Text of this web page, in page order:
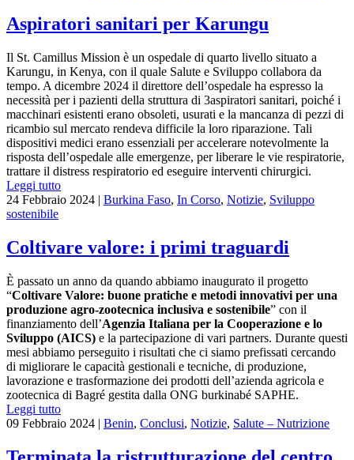
Aspiratori sanitari per Karungu
Il St. Camillus Mission è un ospedale di quarto livello situato a
Karungu, in Kenya, con il quale Salute e Sviluppo collabora da
tempo. A dicembre 2024 il direttore dell’ospedale ha espresso la
necessità per i pazienti della struttura di 3aspiratori sanitari, poiché i
macchinari esistenti erano obsoleti, usurati e la mancanza di pezzi di
ricambio sul mercato rendeva difficile la loro riparazione. Tali
dispositivi medici erano essenziali per accelerare notevolmente la
risposta dell’ospedale alle emergenze, per liberare le vie respiratorie,
trattare il distress respiratorio ed eseguire interventi chirurgici.
Leggi tutto
24 Febbraio 2024 | Burkina Faso, In Corso, Notizie, Sviluppo
sostenibile
Coltivare valore: i primi traguardi
È passato un anno da quando abbiamo inaugurato il progetto
“Coltivare Valore: buone pratiche e metodi innovativi per una
produzione agro-zootecnica inclusiva e sostenibile” con il
finanziamento dell’Agenzia Italiana per la Cooperazione e lo
Sviluppo (AICS) e la partecipazione di vari partners. Durante questi
mesi abbiamo perseguito i risultati che ci siamo prefissati cercando
di migliorare le capacità gestionali e tecniche, di produzione,
lavorazione e trasformazione dei prodotti dell’azienda agricola e
zootecnica di Bagré gestita dalla ONG burkinabé SAPHE.
Leggi tutto
09 Febbraio 2024 | Benin, Conclusi, Notizie, Salute – Nutrizione